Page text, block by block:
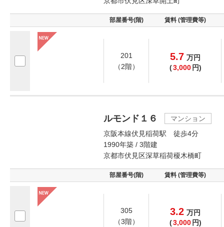
部屋番号(階) 賃料 (管理費等)
201
（2階）
5.7 万円
(3,000 円)
ルモンド１６
マンション
京阪本線伏見稲荷駅 徒歩4分
1990年築 / 3階建
京都市伏見区深草稲荷榎木橋町
部屋番号(階) 賃料 (管理費等)
305
（3階）
3.2 万円
(3,000 円)